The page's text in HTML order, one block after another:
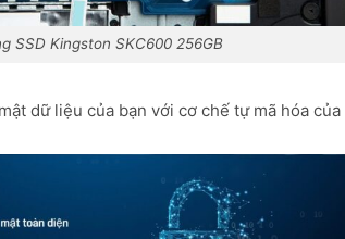
SSD Kingston SKC600 256GB
dữ liệu của bạn với cơ chế tự mã hóa